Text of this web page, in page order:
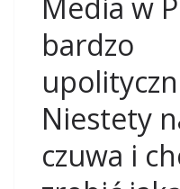
bardzo
Niestety
czuwa i